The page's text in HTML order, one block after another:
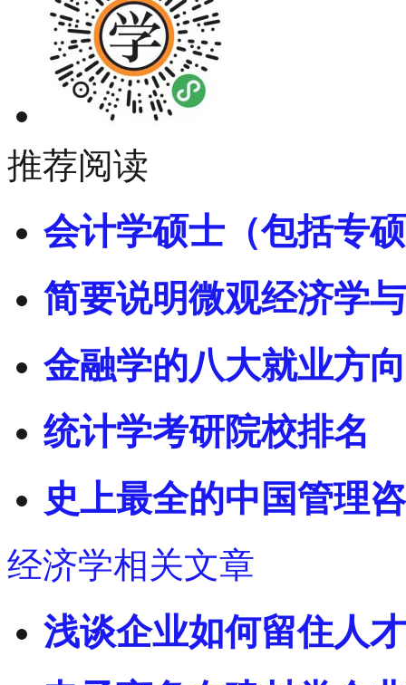
推荐阅读
会计学硕士（包括专
简要说明微观经济学
金融学的八大就业方
统计学考研院校排名
史上最全的中国管理
经济学相关文章
浅谈企业如何留住人